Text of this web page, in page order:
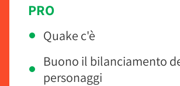
PRO
Quake c'è
Buono il bilanciamento
personaggi